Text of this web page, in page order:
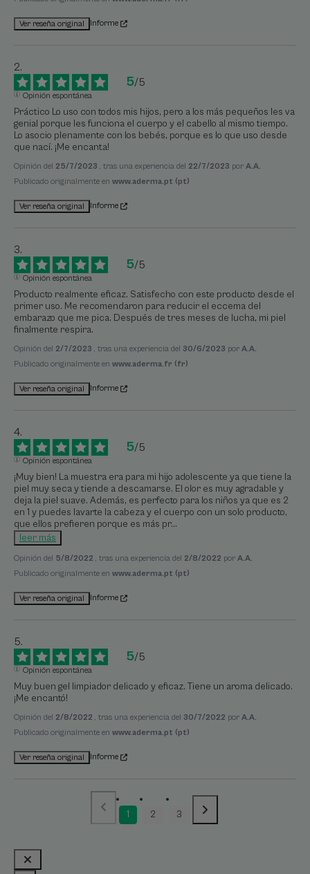
Ver reseña original Informe
5/5
Opinión espontánea
Práctico Lo uso con todos mis hijos, pero a los más pequeños les va
genial porque les funciona el cuerpo y el cabello al mismo tiempo.
Lo asocio plenamente con los bebés, porque es lo que uso desde
que nací. ¡Me encanta!
Opinión del 25/7/2023 , tras una experiencia del 22/7/2023 por A.A.
Publicado originalmente en www.aderma.pt (pt)
Ver reseña original Informe
5/5
Opinión espontánea
Producto realmente eficaz. Satisfecho con este producto desde el
primer uso. Me recomendaron para reducir el eccema del
embarazo que me pica. Después de tres meses de lucha, mi piel
finalmente respira.
Opinión del 2/7/2023 , tras una experiencia del 30/6/2023 por A.A.
Publicado originalmente en www.aderma.fr (fr)
Ver reseña original Informe
5/5
Opinión espontánea
¡Muy bien! La muestra era para mi hijo adolescente ya que tiene la
piel muy seca y tiende a descamarse. El olor es muy agradable y
deja la piel suave. Además, es perfecto para los niños ya que es 2
en 1 y puedes lavarte la cabeza y el cuerpo con un solo producto,
que ellos prefieren porque es más pr...
leer más
Opinión del 5/8/2022 , tras una experiencia del 2/8/2022 por A.A.
Publicado originalmente en www.aderma.pt (pt)
Ver reseña original Informe
5/5
Opinión espontánea
Muy buen gel limpiador delicado y eficaz. Tiene un aroma delicado.
¡Me encantó!
Opinión del 2/8/2022 , tras una experiencia del 30/7/2022 por A.A.
Publicado originalmente en www.aderma.pt (pt)
Ver reseña original Informe
1 2 3